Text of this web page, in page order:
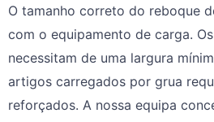
O tamanho correto do reboque
com o equipamento de carga.
necessitam de uma largura
artigos carregados por grua
reforçados. A nossa equipa